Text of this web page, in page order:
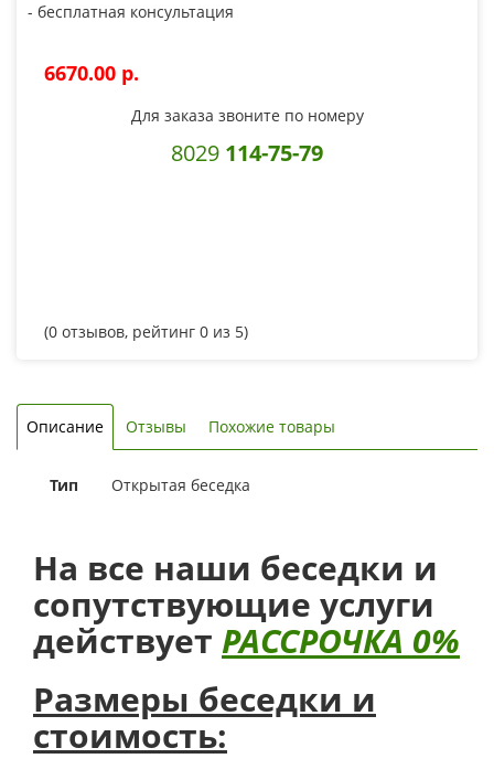
- бесплатная консультация
6670.00 p.
Для заказа звоните по номеру
8029 114-75-79
(0 отзывов, рейтинг 0 из 5)
Описание Отзывы Похожие товары
Тип Открытая беседка
На все наши беседки и
сопутствующие услуги
действует РАССРОЧКА 0%
Размеры беседки и
стоимость: